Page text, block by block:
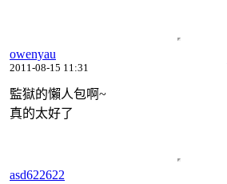
owenyau
2011-08-15 11:31
監獄的懶人包啊~
真的太好了
asd622622